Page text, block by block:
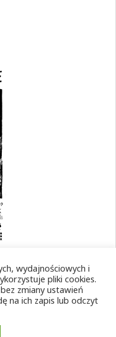
wydajnościowych i
pliki cookies.
zmiany ustawień
na ich zapis lub odczyt